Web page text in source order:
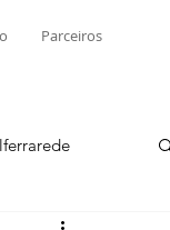
Parceiros